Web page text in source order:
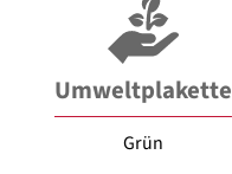
Umweltplakette
Grün